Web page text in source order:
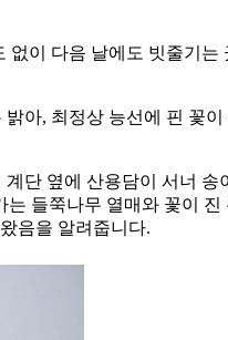
이 다음 날에도 빗줄기
아, 최정상 능선에 핀 꽃
단 옆에 산용담이 서너 송
들쭉나무 열매와 꽃이 진
음을 알려줍니다.